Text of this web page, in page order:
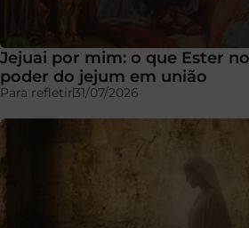
Jejuai por mim: o que Ester
poder do jejum em união
Para refletir31/07/2026